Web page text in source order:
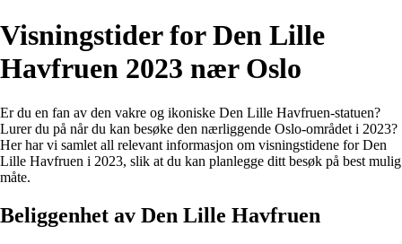
Visningstider for Den Lille
Havfruen 2023 nær Oslo
Er du en fan av den vakre og ikoniske Den Lille Havfruen-statuen?
Lurer du på når du kan besøke den nærliggende Oslo-området i 2023?
Her har vi samlet all relevant informasjon om visningstidene for Den
Lille Havfruen i 2023, slik at du kan planlegge ditt besøk på best mulig
måte.
Beliggenhet av Den Lille Havfruen